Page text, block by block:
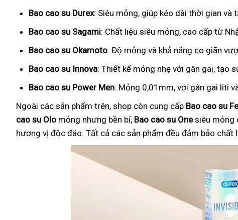
Bao cao su Durex: Siêu mỏng, giúp kéo dài thời gian
Bao cao su Sagami: Chất liệu siêu mỏng, cao cấp từ
Bao cao su Okamoto: Độ mỏng và khả năng co giãn
Bao cao su Innova: Thiết kế mỏng nhẹ với gân gai, tạo
Bao cao su Power Men: Mỏng 0,01mm, với gân gai liti
Ngoài các sản phẩm trên, shop còn cung cấp Bao cao su
cao su Olo mỏng nhưng bền bỉ, Bao cao su Onesiêu mỏng
hương vị độc đáo. Tất cả các sản phẩm đều đảm bảo